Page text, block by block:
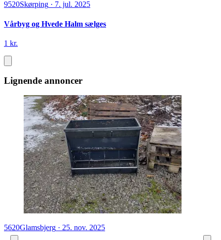
9520Skørping · 7. jul. 2025
Vårbyg og Hvede Halm sælges
1 kr.
Lignende annoncer
5620Glamsbjerg · 25. nov. 2025